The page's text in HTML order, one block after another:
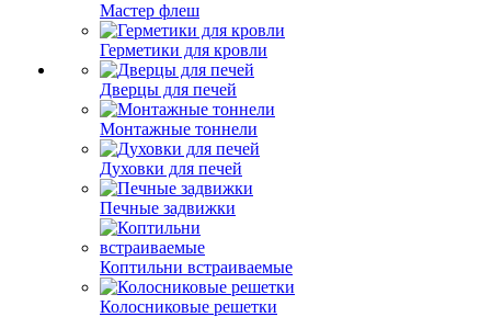
Мастер флеш
Герметики для кровли
Дверцы для печей
Монтажные тоннели
Духовки для печей
Печные задвижки
Коптильни встраиваемые
Колосниковые решетки